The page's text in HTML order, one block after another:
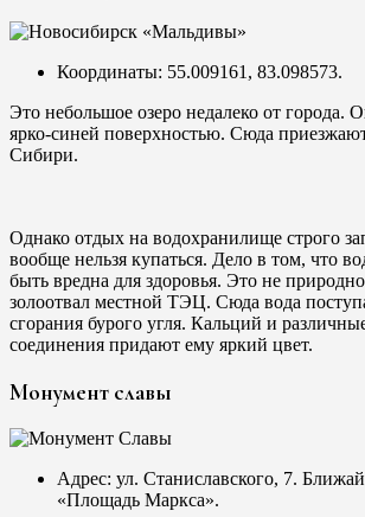
Координаты: 55.009161, 83.098573.
Это небольшое озеро недалеко от города.
ярко-синей поверхностью. Сюда
Сибири.
Однако отдых на водохранилище строго
вообще нельзя купаться. Дело в том, что
быть вредна для здоровья. Это не
золоотвал местной ТЭЦ. Сюда вода
сгорания бурого угля. Кальций и
соединения придают ему яркий цвет.
Монумент славы
Адрес: ул. Станиславского, 7.
«Площадь Маркса».